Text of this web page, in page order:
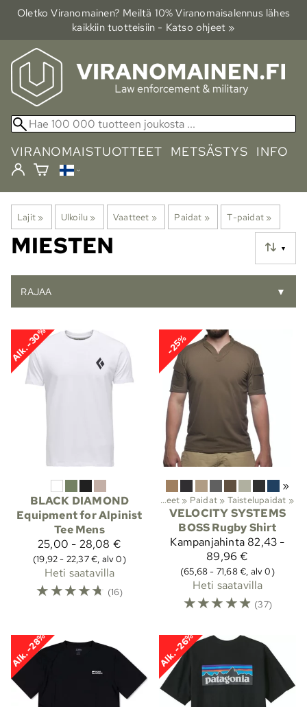
Oletko Viranomainen? Meiltä 10% Viranomais­alennus lähes
kaikkiin tuotteisiin - Katso ohjeet »
VIRANOMAISTUOTTEET METSÄSTYS INFO
Lajit ‪» Ulkoilu ‪» Vaatteet ‪» Paidat ‪» T-paidat ‪»
▼
MIESTEN
RAJAA ▼
Alk. -30%
BLACK DIAMOND
Equipment for Alpinist
Tee Mens
25,00 - 28,08 €
(19,92 - 22,37 €, alv 0)
Heti saatavilla
☆☆☆☆☆ (16)
-25%
»
Lajit‪»Ulkoilu Vaatteet ‪» Paidat ‪» Taistelupaidat ‪»
VELOCITY SYSTEMS
BOSS Rugby Shirt
Kampanjahinta 82,43 -
89,96 €
(65,68 - 71,68 €, alv 0)
Heti saatavilla
☆☆☆☆☆ (37)
Alk. -28% Alk. -26%